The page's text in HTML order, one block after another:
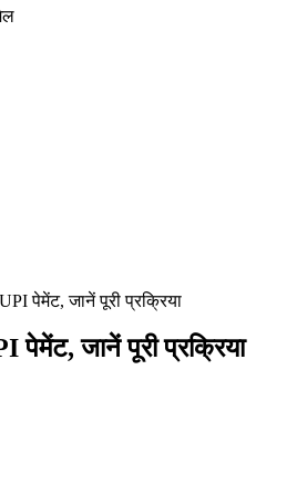
पेमेंट, जानें पूरी प्रक्रिया
पेमेंट, जानें पूरी प्रक्रिया